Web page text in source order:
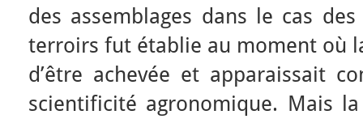
des assemblages dans le cas
terroirs fut établie au moment où
d’être achevée et apparaissait
scientificité agronomique. Mais